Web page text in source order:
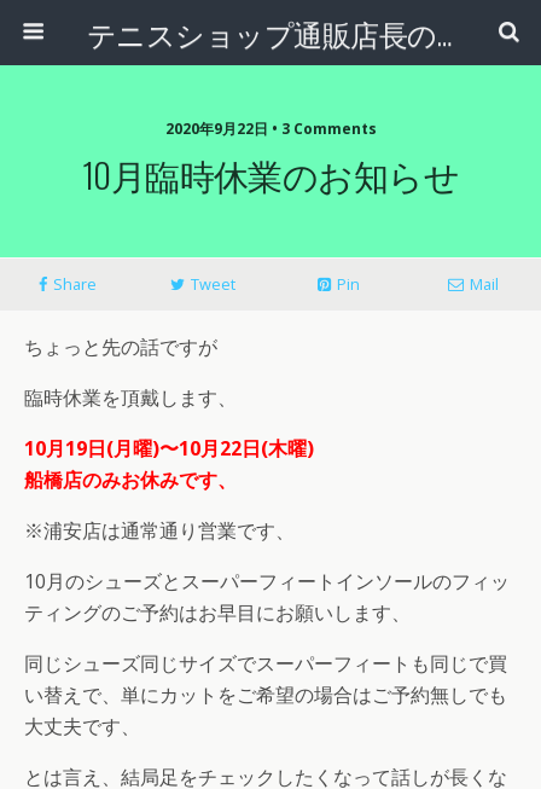
テニスショップ通販店長のブログ＠テニスショップLAFINO 西山克久
2020年9月22日 • 3 Comments
10月臨時休業のお知らせ
Share Tweet Pin Mail
ちょっと先の話ですが
臨時休業を頂戴します、
10月19日(月曜)〜10月22日(木曜)
船橋店のみお休みです、
※浦安店は通常通り営業です、
10月のシューズとスーパーフィートインソールのフィッ
ティングのご予約はお早目にお願いします、
同じシューズ同じサイズでスーパーフィートも同じで買
い替えで、単にカットをご希望の場合はご予約無しでも
大丈夫です、
とは言え、結局足をチェックしたくなって話しが長くな